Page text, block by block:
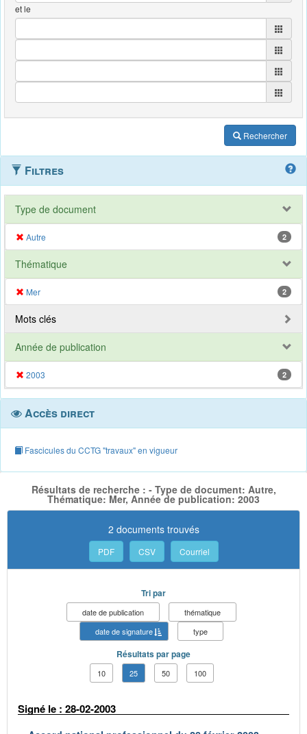
et le
Rechercher
Filtres
Type de document
Autre 2
Thématique
Mer 2
Mots clés
Année de publication
2003 2
Accès direct
Fascicules du CCTG "travaux" en vigueur
Résultats de recherche : - Type de document: Autre,
Thématique: Mer, Année de publication: 2003
2 documents trouvés
PDF CSV Courriel
Tri par
date de publication
thématique
date de signature
type
Résultats par page
10 25 50 100
Signé le : 28-02-2003